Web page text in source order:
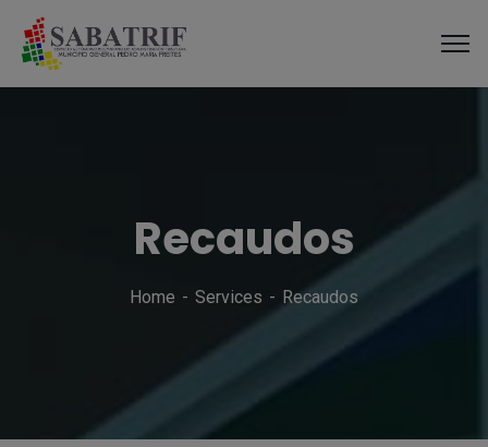
Recaudos
Home Services Recaudos